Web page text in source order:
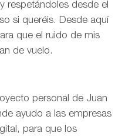
respetándoles desde el
si queréis. Desde aquí
que el ruido de mis
de vuelo.
personal de Juan
ayudo a las empresas
para que los